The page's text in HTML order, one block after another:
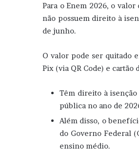
Para o Enem 2026, o
não possuem direito à
de junho.
O valor pode ser quitado
Pix (via QR Code) e
Têm direito à
pública no ano de
Além disso, o
do Governo Federal
ensino médio.